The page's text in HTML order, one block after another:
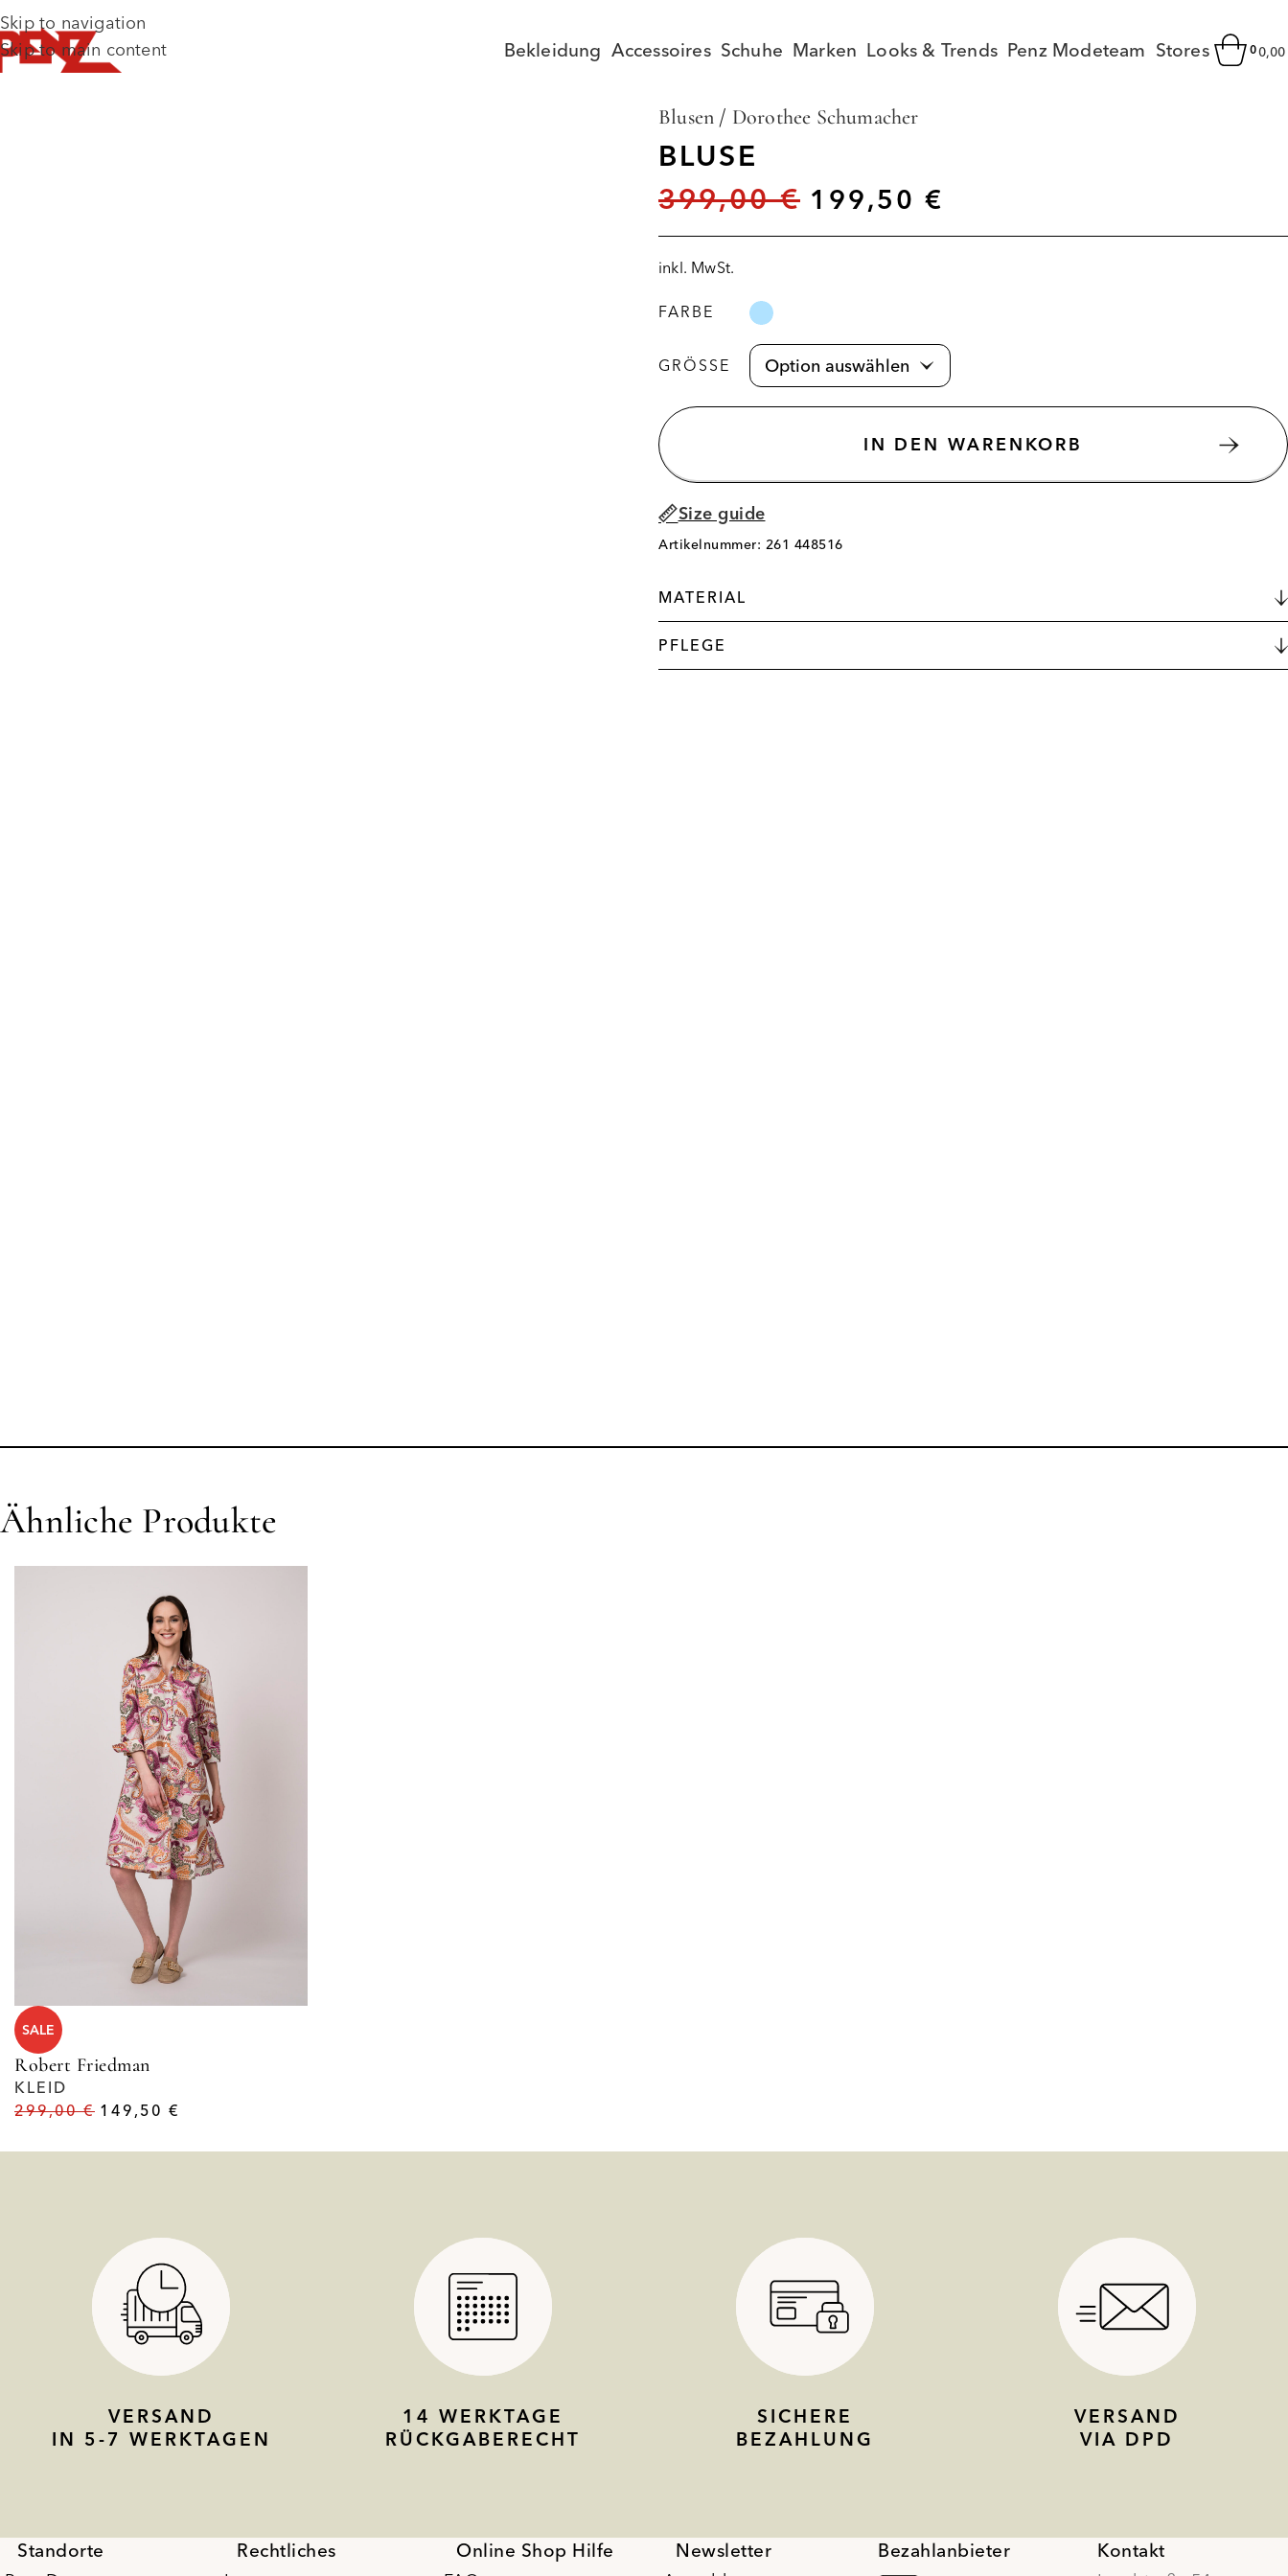
Skip to navigation
Skip to main content
Bekleidung Accessoires Schuhe Marken Looks & Trends Penz Modeteam Stores 0
Blusen / Dorothee Schumacher
BLUSE
399,00€ 199,50 €
inkl. MwSt.
FARBE
GRÖSSE
IN DEN WARENKORB
Size guide
Artikelnummer: 261 448516
MATERIAL
PFLEGE
Ähnliche Produkte
SALE
Robert Friedman
KLEID
299,00€ 149,50€
VERSAND
IN 5-7 WERKTAGEN
14 WERKTAGE
RÜCKGABERECHT
SICHERE
BEZAHLUNG
VERSAND
VIA DPD
Standorte Rechtliches Online Shop Hilfe Newsletter Bezahlanbieter Kontakt